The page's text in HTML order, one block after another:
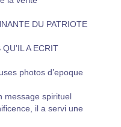
DU PATRIOTE
A ECRIT
photos d’epoque
message spirituel
il a servi une